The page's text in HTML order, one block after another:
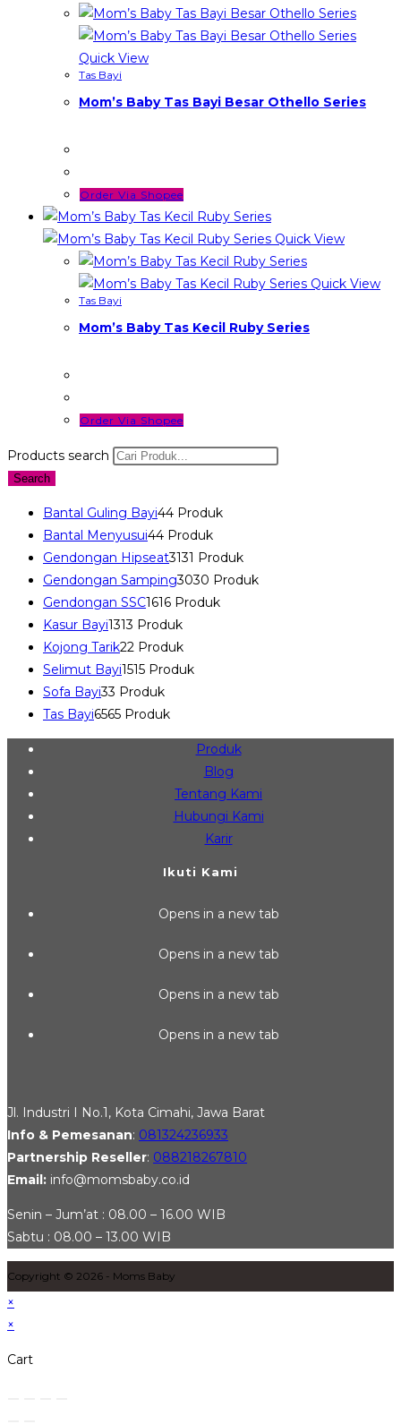
Quick View
Tas Bayi
Mom’s Baby Tas Bayi Besar Othello Series
Order Via Shopee
Quick View
Quick View
Tas Bayi
Mom’s Baby Tas Kecil Ruby Series
Order Via Shopee
Products search
Search
Bantal Guling Bayi44 Produk
Bantal Menyusui44 Produk
Gendongan Hipseat3131 Produk
Gendongan Samping3030 Produk
Gendongan SSC1616 Produk
Kasur Bayi1313 Produk
Kojong Tarik22 Produk
Selimut Bayi1515 Produk
Sofa Bayi33 Produk
Tas Bayi6565 Produk
Produk
Blog
Tentang Kami
Hubungi Kami
Karir
Ikuti Kami
Opens in a new tab
Opens in a new tab
Opens in a new tab
Opens in a new tab
Jl. Industri I No.1, Kota Cimahi, Jawa Barat
Info & Pemesanan: 081324236933
Partnership Reseller: 088218267810
Email: info@momsbaby.co.id
Senin – Jum’at : 08.00 – 16.00 WIB
Sabtu : 08.00 – 13.00 WIB
Copyright © 2026 - Moms Baby
×
×
Cart